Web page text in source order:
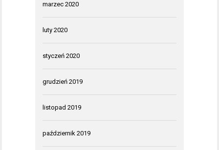
marzec 2020
luty 2020
styczeń 2020
grudzień 2019
listopad 2019
październik 2019